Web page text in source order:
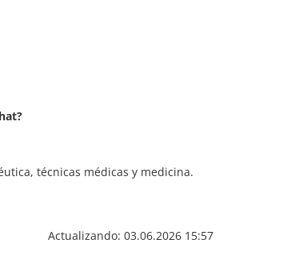
técnicas médicas y medicina.
Actualizando: 03.06.2026 15:57